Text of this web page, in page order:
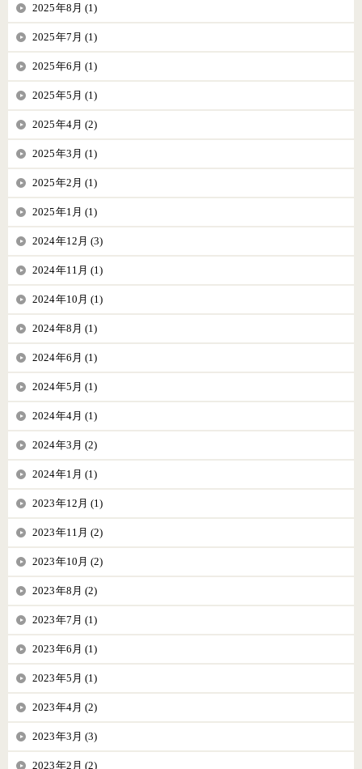
2025年8月 (1)
2025年7月 (1)
2025年6月 (1)
2025年5月 (1)
2025年4月 (2)
2025年3月 (1)
2025年2月 (1)
2025年1月 (1)
2024年12月 (3)
2024年11月 (1)
2024年10月 (1)
2024年8月 (1)
2024年6月 (1)
2024年5月 (1)
2024年4月 (1)
2024年3月 (2)
2024年1月 (1)
2023年12月 (1)
2023年11月 (2)
2023年10月 (2)
2023年8月 (2)
2023年7月 (1)
2023年6月 (1)
2023年5月 (1)
2023年4月 (2)
2023年3月 (3)
2023年2月 (2)